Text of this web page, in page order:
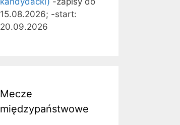
15.08.2026; -start:
20.09.2026
Mecze
międzypaństwowe